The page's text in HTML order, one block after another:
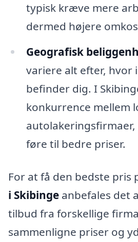
typisk kræve mere
dermed højere
Geografisk
variere alt efter, hvor
befinder dig. I
konkurrence mellem
føre til bedre priser.
For at få den bedste pris
i Skibinge anbefales det
tilbud fra forskellige
sammenligne priser og